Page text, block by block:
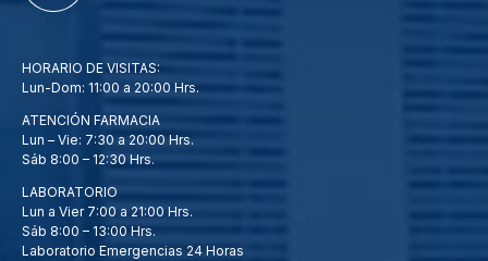
HORARIO DE VISITAS:
Lun-Dom: 11:00 a 20:00 Hrs.
ATENCIÓN FARMACIA
Lun – Vie: 7:30 a 20:00 Hrs.
Sáb 8:00 – 12:30 Hrs.
LABORATORIO
Lun a Vier 7:00 a 21:00 Hrs.
Sáb 8:00 – 13:00 Hrs.
Laboratorio Emergencias 24 Horas